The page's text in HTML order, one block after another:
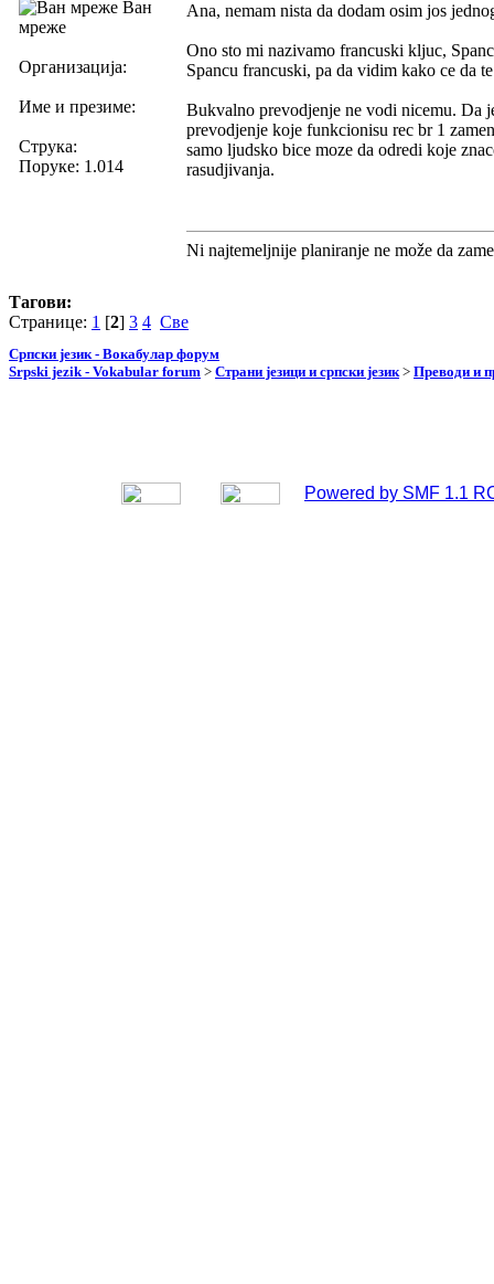
Ван
мреже
Организација:
Име и презиме:
Струка:
Поруке: 1.014
Ana, nemam nista da dodam osim jos
Ono sto mi nazivamo francuski kljuc,
Spancu francuski, pa da vidim kako ce da
Bukvalno prevodjenje ne vodi nicemu. Da
prevodjenje koje funkcionisu rec br 1
samo ljudsko bice moze da odredi koje
rasudjivanja.
Ni najtemeljnije planiranje ne može da
Тагови:
Странице: 1 [2] 3 4 Све
Српски језик - Вокабулар форум
Srpski jezik - Vokabular forum > Страни језици и српски језик> Преводи и
Powered by SMF 1.1